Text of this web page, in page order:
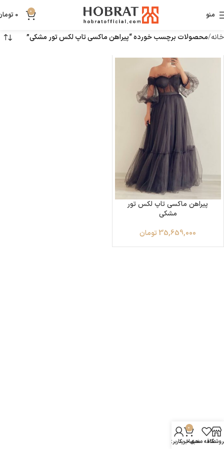
منو 0
0
خانه محصولات برچسب خورده “پیراهن ماکسی تاپ لکس تور مشکی”
پیراهن ماکسی تاپ لکس تور
مشکی
35,659,000 تومان
علاقه مندی
0
سبد خرید
حساب کاربری من